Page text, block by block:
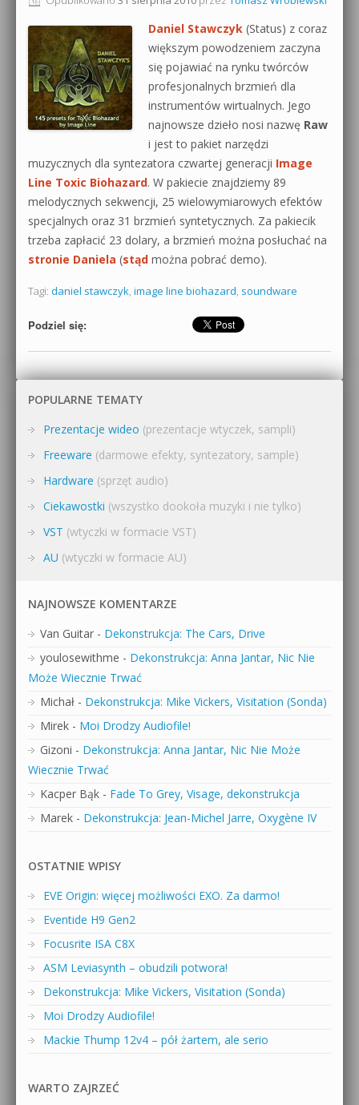
Produkcja muzyczna od podstaw
Sylenth1 od podstaw
Sound Forge od podstaw
Dubstep z syntezatorem Massive
Kontakt 5 Kompendium
Pakiety
0dB.pl - informacje
Newsletter
Materiały dla mediów
Archiwum aktualności
Polityka prywatności
Regulamin
Działanie sklepu internetowego
Daniel Stawczyk (Status) z coraz
większym powodzeniem zaczyna
się pojawiać na rynku twórców
profesjonalnych brzmień dla
instrumentów wirtualnych. Jego
najnowsze dzieło nosi nazwę Raw
i jest to pakiet narzędzi
muzycznych dla syntezatora czwartej generacji Image
Line Toxic Biohazard. W pakiecie znajdziemy 89
melodycznych sekwencji, 25 wielowymiarowych efektów
specjalnych oraz 31 brzmień syntetycznych. Za pakiecik
trzeba zapłacić 23 dolary, a brzmień można posłuchać na
stronie Daniela (stąd można pobrać demo).
Tagi: daniel stawczyk, image line biohazard, soundware
Podziel się:
POPULARNE TEMATY
Prezentacje wideo (prezentacje wtyczek, sampli)
Freeware (darmowe efekty, syntezatory, sample)
Hardware (sprzęt audio)
Ciekawostki (wszystko dookoła muzyki i nie tylko)
VST (wtyczki w formacie VST)
AU (wtyczki w formacie AU)
NAJNOWSZE KOMENTARZE
Van Guitar - Dekonstrukcja: The Cars, Drive
youlosewithme - Dekonstrukcja: Anna Jantar, Nic Nie
Może Wiecznie Trwać
Michał - Dekonstrukcja: Mike Vickers, Visitation (Sonda)
Mirek - Moi Drodzy Audiofile!
Gizoni - Dekonstrukcja: Anna Jantar, Nic Nie Może
Wiecznie Trwać
Kacper Bąk - Fade To Grey, Visage, dekonstrukcja
Marek - Dekonstrukcja: Jean-Michel Jarre, Oxygène IV
OSTATNIE WPISY
EVE Origin: więcej możliwości EXO. Za darmo!
Eventide H9 Gen2
Focusrite ISA C8X
ASM Leviasynth – obudzili potwora!
Dekonstrukcja: Mike Vickers, Visitation (Sonda)
Moi Drodzy Audiofile!
Mackie Thump 12v4 – pół żartem, ale serio
WARTO ZAJRZEĆ